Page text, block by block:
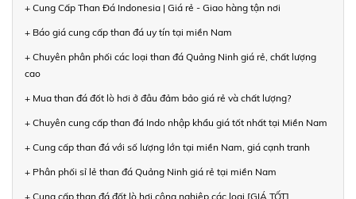
+ Cung Cấp Than Đá Indonesia | Giá rẻ - Giao hàng tận nơi
+ Báo giá cung cấp than đá uy tín tại miền Nam
+ Chuyên phân phối các loại than đá Quảng Ninh giá rẻ, chất lượng
cao
+ Mua than đá đốt lò hơi ở đâu đảm bảo giá rẻ và chất lượng?
+ Chuyên cung cấp than đá Indo nhập khẩu giá tốt nhất tại Miền Nam
+ Cung cấp than đá với số lượng lớn tại miền Nam, giá cạnh tranh
+ Phân phối sỉ lẻ than đá Quảng Ninh giá rẻ tại miền Nam
+ Cung cấp than đá đốt lò hơi công nghiệp các loại [GIÁ TỐT]